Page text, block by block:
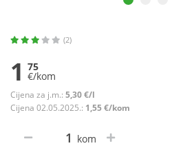
(2)
1 75
€/kom
Cijena za j.m.: 5,30 €/l
Cijena 02.05.2025.: 1,55 €/kom
kom